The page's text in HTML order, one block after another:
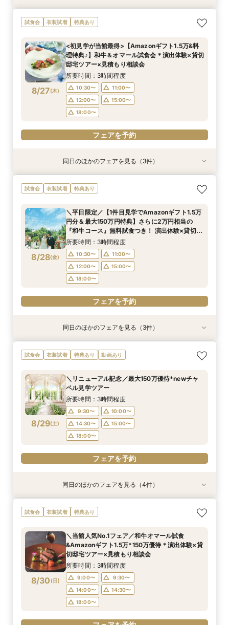
8/26(水)
＜初めての式場見学＞心躍る花嫁の第一歩♪ゆっ
たり相談＆見学会
10:30〜
11:00〜
12:00〜
15:00〜
18:00〜
フェアを予約
8/26(水)
<30名までの少人数Wに◎>貸切邸宅で叶えるカ
ジュアル婚×試食会
10:30〜
11:00〜
12:00〜
15:00〜
18:00〜
フェアを予約
試食会 衣装試着 特典あり
8/27(木)
<初見学が当館最得>【Amazonギフト1.5万&料
理特典♪】和牛＆オマール試食会＊演出体験×貸切
邸宅ツアー×見積もり相談会
所要時間：3時間程度
10:30〜
11:00〜
12:00〜
15:00〜
18:00〜
フェアを予約
衣装試着 特典あり
8/27(木)
＜初めての式場見学＞心躍る花嫁の第一歩♪ゆっ
たり相談＆見学会
10:30〜
11:00〜
12:00〜
15:00〜
18:00〜
フェアを予約
特典あり
8/27(木)
<30名までの少人数Wに◎>貸切邸宅で叶えるカ
ジュアル婚×試食会
10:30〜
11:00〜
12:00〜
15:00〜
18:00〜
フェアを予約
8/27(木)
直前予約OK◆クイック相談会◆90分でParty見
学＆見積り&会場比較
10:30〜
11:00〜
15:00〜
16:00〜
フェアを予約
同日のほかのフェアを見る（3件）
試食会 衣装試着 特典あり
8/28(金)
＼平日限定／【1件目見学でAmazonギフト1.5万
円分＆最大150万円特典】さらに2万円相当の
『和牛コース』無料試食つき！ 演出体験×貸切邸
宅ツアー×見積もり相談会
所要時間：3時間程度
10:30〜
11:00〜
12:00〜
15:00〜
18:00〜
フェアを予約
衣装試着 特典あり
8/28(金
＜初めての式場見学＞心躍る花嫁の第一歩♪ゆっ
たり相談＆見学会
10:30〜
12:00〜
15:00〜
18:00〜
フェアを予約
特典あり
8/28(金
<30名までの少人数Wに◎>貸切邸宅で叶えるカ
ジュアル婚×試食会
10:30〜
12:00〜
15:00〜
18:00〜
フェアを予約
8/28(金
直前予約OK◆クイック相談会◆90分でParty見
学＆見積り&会場比較
10:30〜
15:00〜
16:00〜
フェアを予約
同日のほかのフェアを見る（3件）
試食会 衣装試着 特典あり 動画あり
8/29(土)
＼リニューアル記念／最大150万優待*newチャ
ペル見学ツアー
所要時間：3時間程度
9:30〜
10:00〜
14:30〜
15:00〜
18:00〜
フェアを予約
特典あり 動画あり
8/29(土)
【マイナビBIG限定フェア】《初見学におすすめ
◎》イメージが膨らむ*花嫁ALL体験&絶品試食
10:00〜
14:30〜
15:00〜
18:00〜
フェアを予約
特典あり
8/29(土)
【料理重視の方へ◎】和牛&オマール試食*料理
特典付*2.5h相談会
10:00〜
14:30〜
15:00〜
フェアを予約
特典あり
8/29(土)
ご予算重視の方へ◆シンプル婚＆パパママ婚◆お
見積徹底サポート
9:30〜
14:00〜
14:30〜
フェアを予約
特典あり
8/29(土)
【10～30名*少人数検討の方へ】貸切邸宅で叶え
るアットホームW×豪華試食
9:30〜
14:00〜
14:30〜
18:00〜
フェアを予約
同日のほかのフェアを見る（4件）
試食会 衣装試着 特典あり
8/30 (日)
＼当館人気No.1フェア／和牛オマール試食
&Amazonギフト1.5万*150万優待＊演出体験×貸
切邸宅ツアー×見積もり相談会
所要時間：3時間程度
9:00〜
9:30〜
14:00〜
14:30〜
18:00〜